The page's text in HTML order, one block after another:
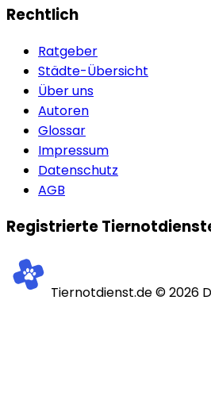
Rechtlich
Ratgeber
Städte-Übersicht
Über uns
Autoren
Glossar
Impressum
Datenschutz
AGB
Registrierte
Tiernotdienst.de ©2026